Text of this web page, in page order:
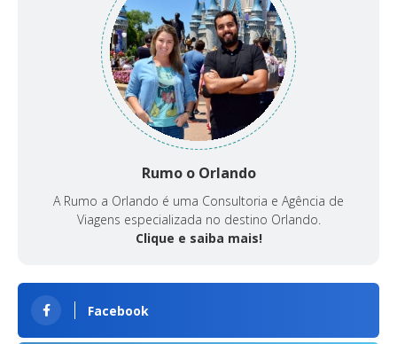
Rumo o Orlando
A Rumo a Orlando é uma Consultoria e Agência de
Viagens especializada no destino Orlando.
Clique e saiba mais!
Facebook